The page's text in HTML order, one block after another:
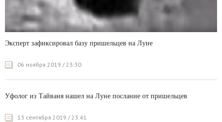
Эксперт зафиксировал базу пришельцев на Луне
06 ноября 2019 / 23:30
Уфолог из Тайваня нашел на Луне послание от пришельцев
13 сентября 2019 / 23:41